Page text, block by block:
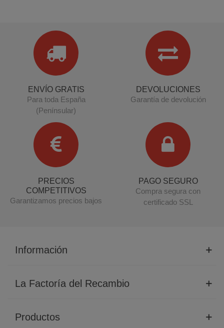
ENVÍO GRATIS
Para toda España
(Penínsular)
DEVOLUCIONES
Garantía de devolución
PRECIOS
COMPETITIVOS
Garantizamos precios bajos
PAGO SEGURO
Compra segura con
certificado SSL
Información
La Factoría del Recambio
Productos